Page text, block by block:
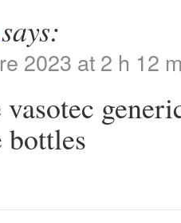
says:
2023 at 2 h 12
vasotec
bottles